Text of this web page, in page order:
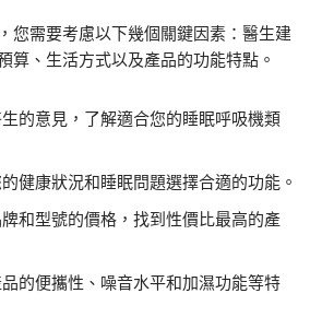
您需要考慮以下幾個關鍵因素：醫生建
算、生活方式以及產品的功能特點。
的意見，了解適合您的睡眠呼吸機類
健康狀況和睡眠問題選擇合適的功能。
和型號的價格，找到性價比最高的產
的便攜性、噪音水平和加濕功能等特